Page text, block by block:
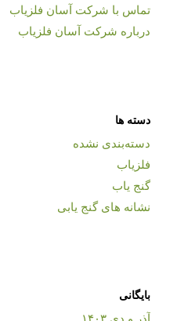
تماس با شرکت آسان فلزیاب
درباره شرکت آسان فلزیاب
دسته ها
دسته‌بندی نشده
فلزیاب
گنج یاب
نشانه های گنج یابی
بایگانی
آذر و دی ۱۴۰۳